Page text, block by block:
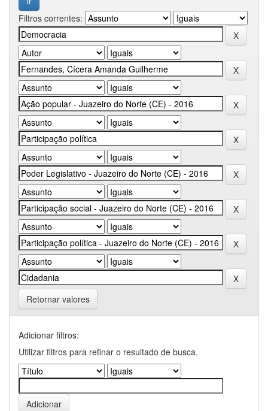
Filtros correntes:
Retornar valores
Adicionar filtros:
Utilizar filtros para refinar o resultado de busca.